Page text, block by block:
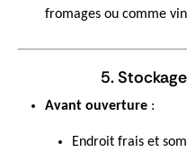
fromages ou comme
5.
Avant ouverture :
Endroit frais et